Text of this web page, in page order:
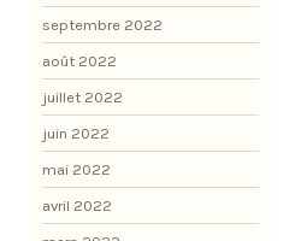
septembre 2022
août 2022
juillet 2022
juin 2022
mai 2022
avril 2022